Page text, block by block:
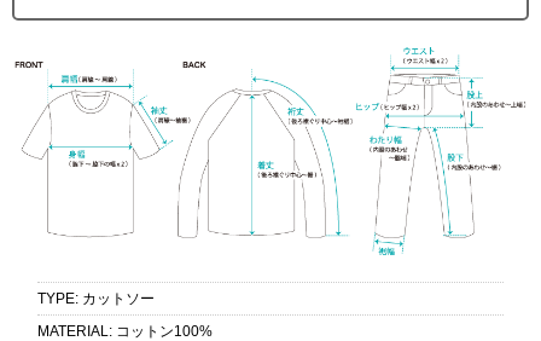
TYPE: カットソー
MATERIAL : コットン100%